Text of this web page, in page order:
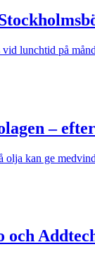
lunchtid på
–
olja kan ge
och